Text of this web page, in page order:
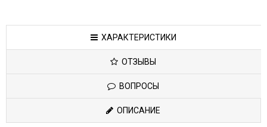
ХАРАКТЕРИСТИКИ
ОТЗЫВЫ
ВОПРОСЫ
ОПИСАНИЕ